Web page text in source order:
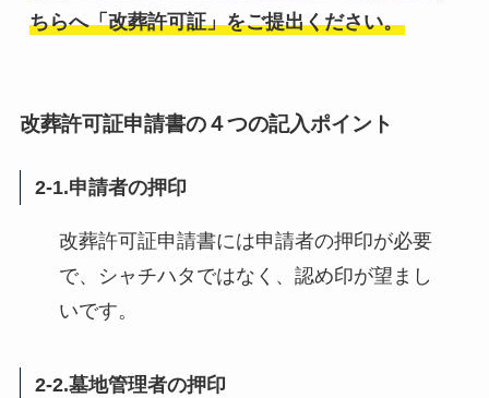
ちらへ「改葬許可証」をご提出ください。
改葬許可証申請書の４つの記入ポイント
2-1.申請者の押印
改葬許可証申請書には申請者の押印が必要
で、シャチハタではなく、認め印が望まし
いです。
2-2.墓地管理者の押印